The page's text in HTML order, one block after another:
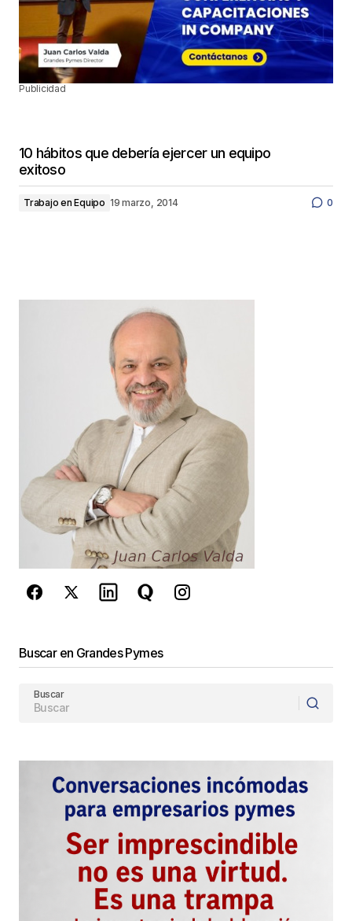
Publicidad
10 hábitos que debería ejercer un equipo
exitoso
Trabajo en Equipo 19 marzo, 2014 0
Buscar en Grandes Pymes
Buscar